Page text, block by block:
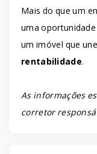
Mais do que um
uma
um imóvel que une
rentabilidade.
As informações
corretor